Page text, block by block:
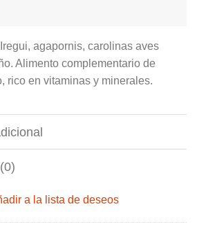
agapornis, carolinas aves
Alimento complementario de
rico en vitaminas y minerales.
a la lista de deseos